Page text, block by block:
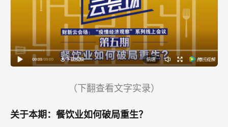
（下翻查看文字实录）
关于本期：餐饮业如何破局重生？